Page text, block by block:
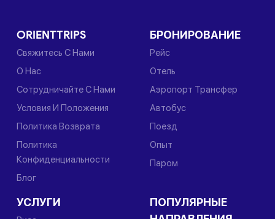
ORIENTTRIPS
Свяжитесь С Нами
О Нас
Сотрудничайте С Нами
Условия И Положения
Политика Возврата
Политика
Конфиденциальности
Блог
БРОНИРОВАНИЕ
Рейс
Отель
Аэропорт Трансфер
Автобус
Поезд
Опыт
Паром
УСЛУГИ
ПОПУЛЯРНЫЕ